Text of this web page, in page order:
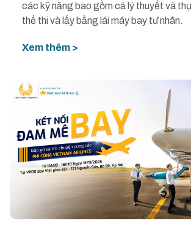
các kỹ năng bao gồm cả lý thuyết và
thể thi và lấy bằng lái máy bay tư nhân.
Xem thêm >